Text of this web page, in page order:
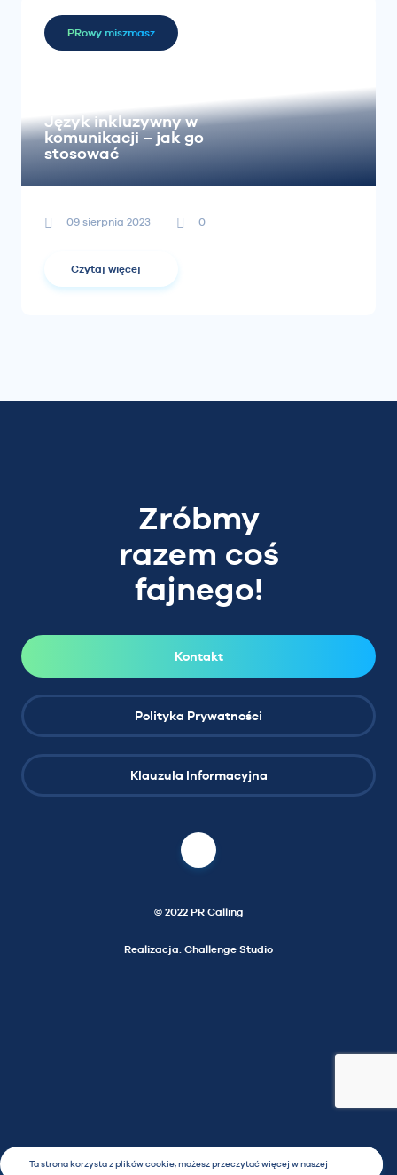
Ta strona korzysta z plików cookie, możesz przeczytać więcej w naszej
PRowy miszmasz
Język inkluzywny w
komunikacji – jak go
stosować
09 sierpnia 2023 0
Czytaj więcej
Zróbmy
razem coś
fajnego!
Kontakt
Polityka Prywatności
Klauzula Informacyjna
© 2022 PR Calling
Realizacja: Challenge Studio